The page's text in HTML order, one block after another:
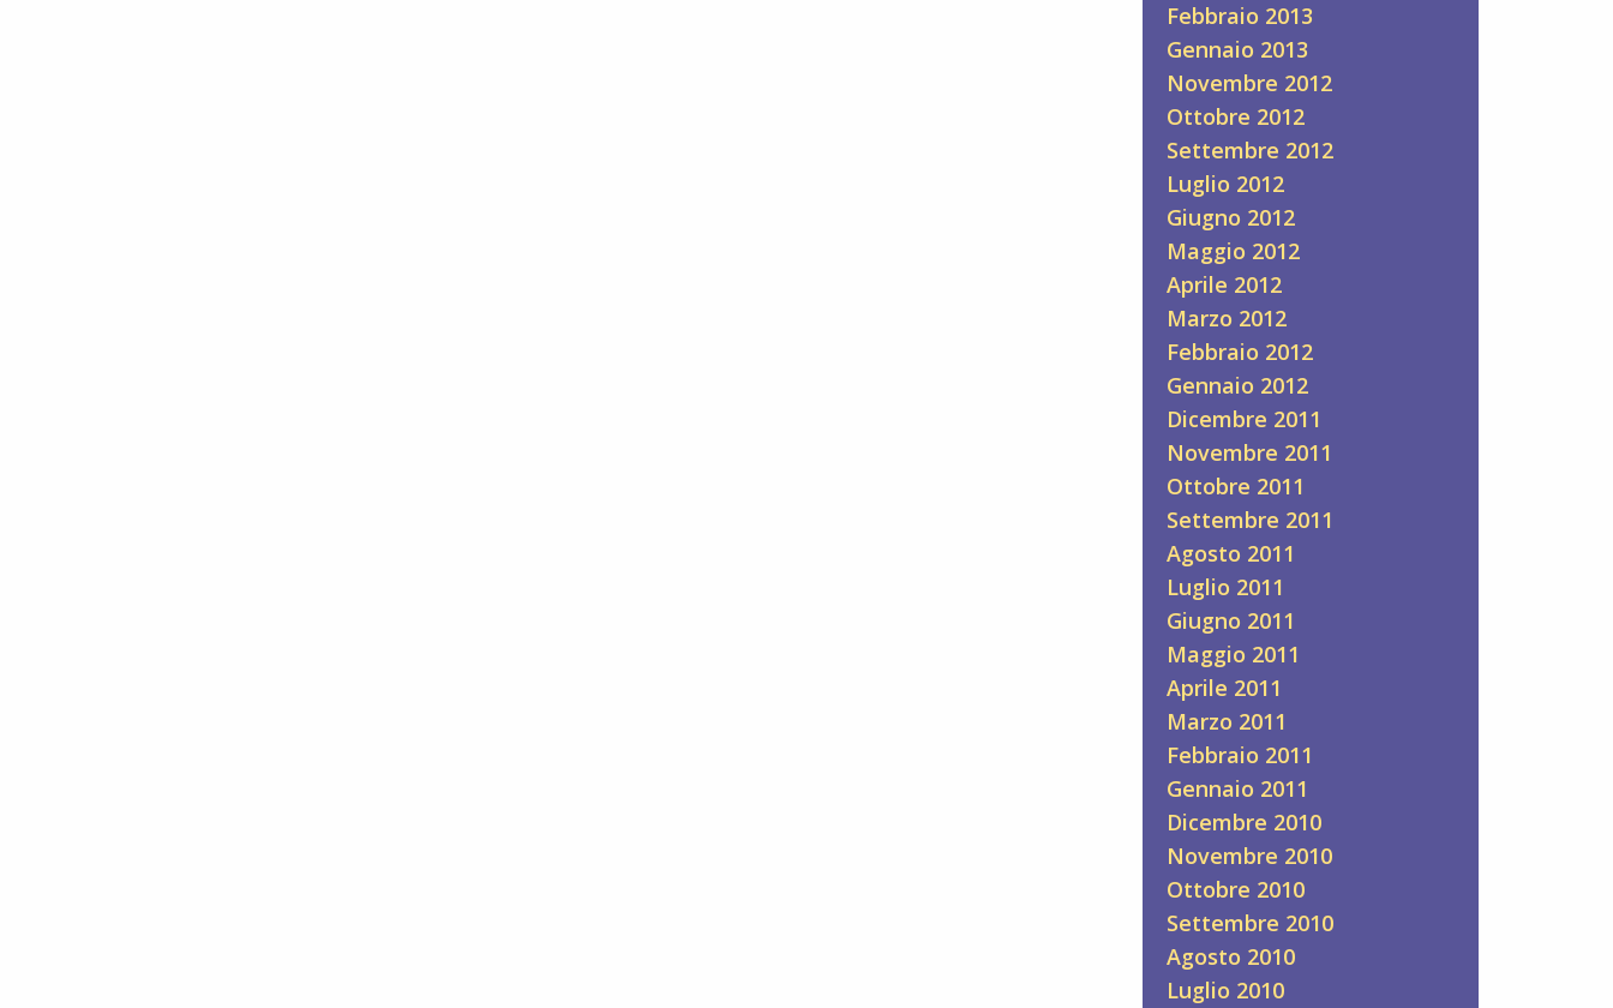
Febbraio 2013
Gennaio 2013
Novembre 2012
Ottobre 2012
Settembre 2012
Luglio 2012
Giugno 2012
Maggio 2012
Aprile 2012
Marzo 2012
Febbraio 2012
Gennaio 2012
Dicembre 2011
Novembre 2011
Ottobre 2011
Settembre 2011
Agosto 2011
Luglio 2011
Giugno 2011
Maggio 2011
Aprile 2011
Marzo 2011
Febbraio 2011
Gennaio 2011
Dicembre 2010
Novembre 2010
Ottobre 2010
Settembre 2010
Agosto 2010
Luglio 2010